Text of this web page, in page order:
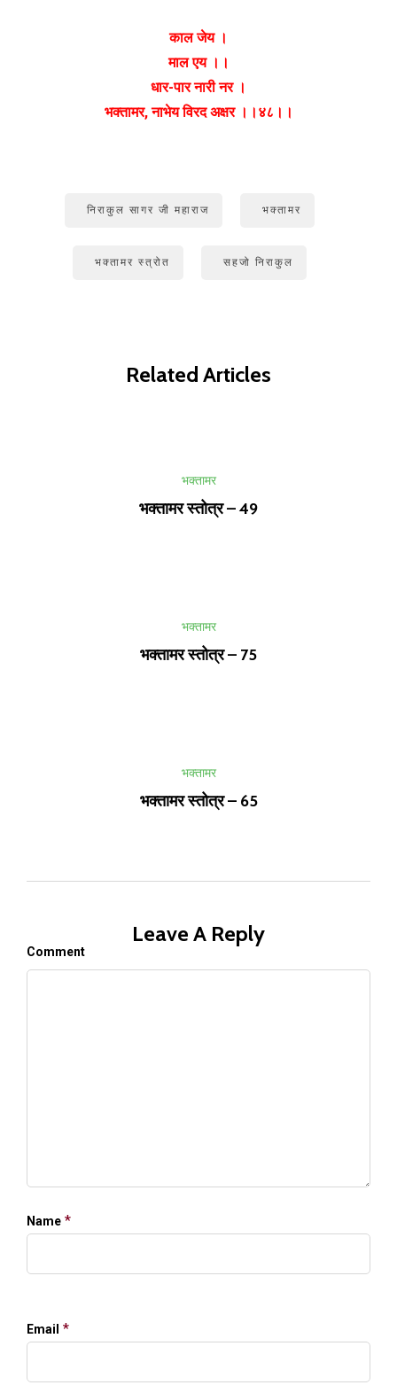
काल जेय ।
माल एय ।।
धार-पार नारी नर ।
भक्तामर, नाभेय विरद अक्षर ।।४८।।
निराकुल सागर जी महाराज भक्तामर
भक्तामर स्त्रोत सहजो निराकुल
Related Articles
भक्तामर
भक्तामर स्तोत्र – 49
भक्तामर
भक्तामर स्तोत्र – 75
भक्तामर
भक्तामर स्तोत्र – 65
Leave A Reply
Comment
Name *
Email *